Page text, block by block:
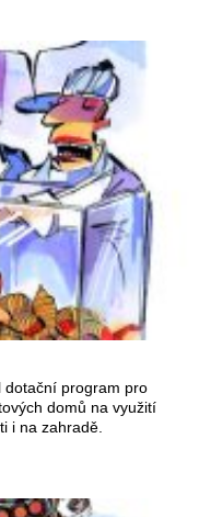
dotační program pro
domů na využití
i na zahradě.